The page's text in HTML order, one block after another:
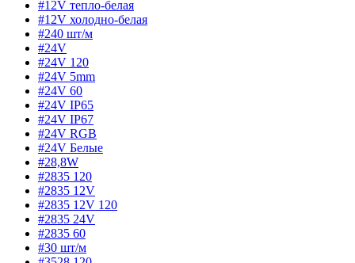
#12V тепло-белая
#12V холодно-белая
#240 шт/м
#24V
#24V 120
#24V 5mm
#24V 60
#24V IP65
#24V IP67
#24V RGB
#24V Белые
#28,8W
#2835 120
#2835 12V
#2835 12V 120
#2835 24V
#2835 60
#30 шт/м